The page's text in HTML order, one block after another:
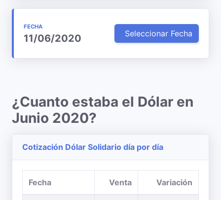
FECHA
11/06/2020 Seleccionar Fecha
¿Cuanto estaba el Dólar en
Junio 2020?
Cotización Dólar Solidario día por día
Fecha Venta Variación